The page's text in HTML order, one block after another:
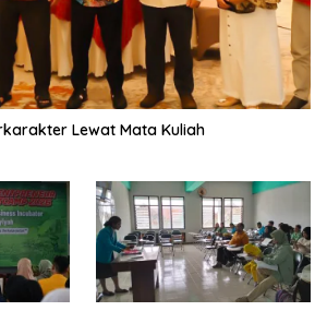
Lewat Mata Kuliah